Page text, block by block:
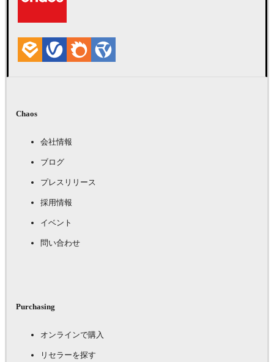
Chaos
会社情報
ブログ
プレスリリース
採用情報
イベント
問い合わせ
Purchasing
オンラインで購入
リセラーを探す